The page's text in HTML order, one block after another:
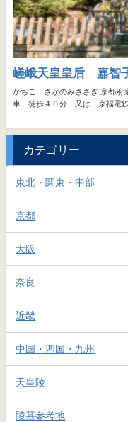
カテゴリー
東北・関東・中部
京都
大阪
奈良
近畿
中国・四国・九州
天皇陵
陵墓参考地